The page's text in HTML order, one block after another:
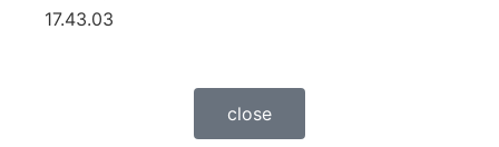
close